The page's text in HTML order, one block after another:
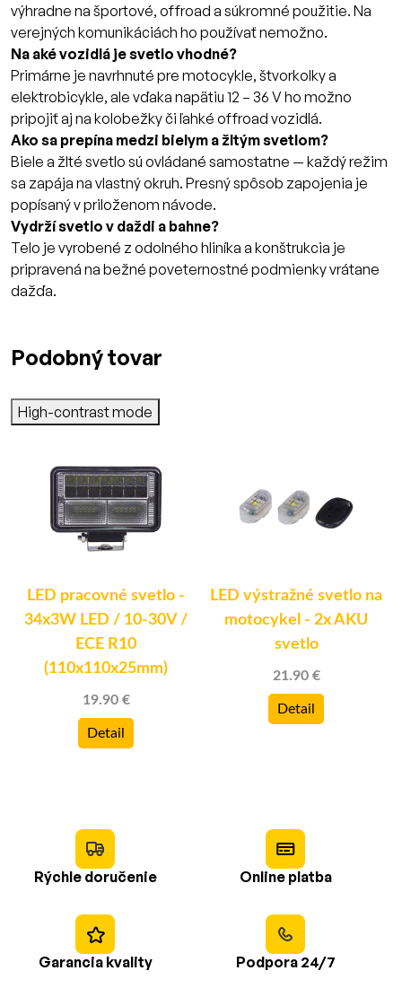
výhradne na športové, offroad a súkromné použitie. Na
verejných komunikáciách ho používať nemožno.
Na aké vozidlá je svetlo vhodné?
Primárne je navrhnuté pre motocykle, štvorkolky a
elektrobicykle, ale vďaka napätiu 12 – 36 V ho možno
pripojiť aj na kolobežky či ľahké offroad vozidlá.
Ako sa prepína medzi bielym a žltým svetlom?
Biele a žlté svetlo sú ovládané samostatne — každý režim
sa zapája na vlastný okruh. Presný spôsob zapojenia je
popísaný v priloženom návode.
Vydrží svetlo v daždi a bahne?
Telo je vyrobené z odolného hliníka a konštrukcia je
pripravená na bežné poveternostné podmienky vrátane
dažďa.
Podobný tovar
High-contrast mode
LED pracovné svetlo -
34x3W LED / 10-30V /
ECE R10
(110x110x25mm)
19.90 €
Detail
LED výstražné svetlo na
motocykel - 2x AKU
svetlo
21.90 €
Detail
Rýchle doručenie Online platba
Garancia kvality Podpora 24/7